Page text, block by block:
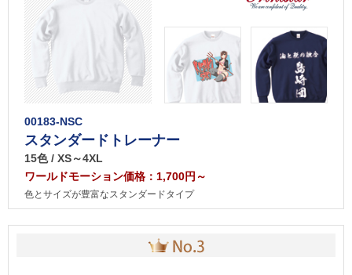
00183-NSC
スタンダードトレーナー
15色 / XS～4XL
ワールドモーション価格：1,700円～
色とサイズが豊富なスタンダードタイプ